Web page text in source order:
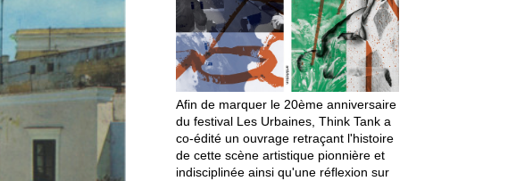
Afin de marquer le 20ème anniversaire
du festival Les Urbaines, Think Tank a
co-édité un ouvrage retraçant l'histoire
de cette scène artistique pionnière et
indisciplinée ainsi qu'une réflexion sur